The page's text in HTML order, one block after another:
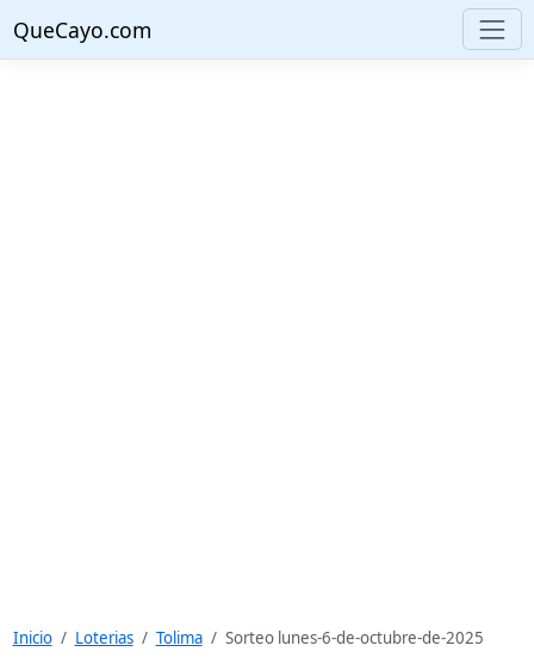
QueCayo.com
Inicio Loterias Tolima Sorteo lunes-6-de-octubre-de-2025